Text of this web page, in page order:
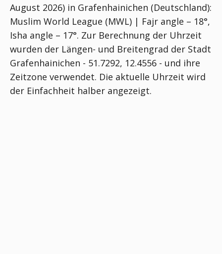
August 2026) in Grafenhainichen (Deutschland):
Muslim World League (MWL) | Fajr angle – 18°,
Isha angle – 17°. Zur Berechnung der Uhrzeit
wurden der Längen- und Breitengrad der Stadt
Grafenhainichen - 51.7292, 12.4556 - und ihre
Zeitzone verwendet. Die aktuelle Uhrzeit wird
der Einfachheit halber angezeigt.